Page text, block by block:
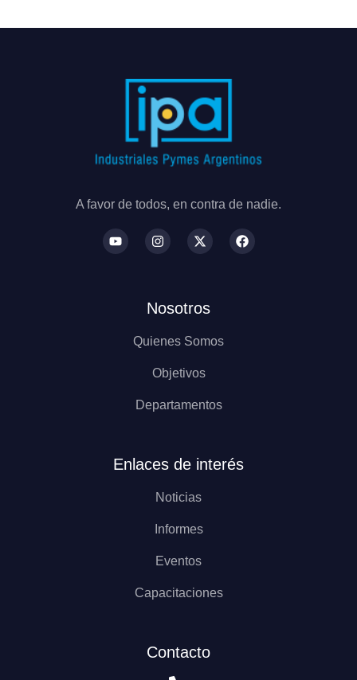
A favor de todos, en contra de nadie.
Nosotros
Quienes Somos
Objetivos
Departamentos
Enlaces de interés
Noticias
Informes
Eventos
Capacitaciones
Contacto